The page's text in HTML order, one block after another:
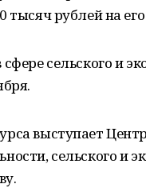
тысяч рублей на
сельского и
выступает
сельского и